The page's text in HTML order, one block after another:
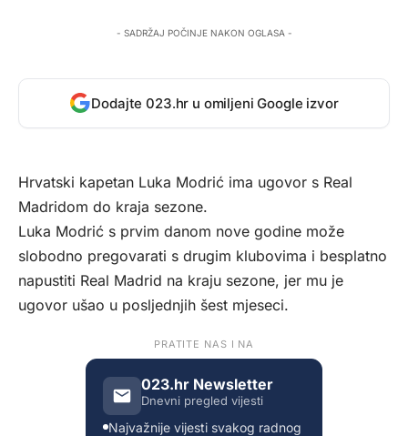
- SADRŽAJ POČINJE NAKON OGLASA -
Dodajte 023.hr u omiljeni Google izvor
Hrvatski kapetan Luka Modrić ima ugovor s Real
Madridom do kraja sezone.
Luka Modrić s prvim danom nove godine može
slobodno pregovarati s drugim klubovima i besplatno
napustiti Real Madrid na kraju sezone, jer mu je
ugovor ušao u posljednjih šest mjeseci.
PRATITE NAS I NA
023.hr Newsletter
Dnevni pregled vijesti
Najvažnije vijesti svakog radnog